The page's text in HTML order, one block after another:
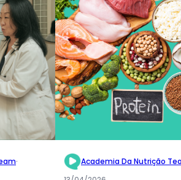
·
Academia Da Nutrição